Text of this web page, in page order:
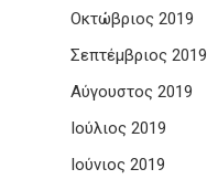
Οκτώβριος 2019
Σεπτέμβριος 2019
Αύγουστος 2019
Ιούλιος 2019
Ιούνιος 2019